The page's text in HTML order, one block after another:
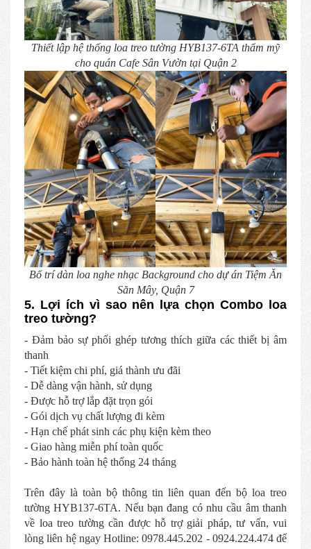
Thiết lập hệ thống loa treo tường HYB137-6TA thẩm mỹ
cho quán Cafe Sân Vườn tại Quận 2
Bố trí dàn loa nghe nhạc Background cho dự án Tiệm Ăn
Săn Mây, Quận 7
5. Lợi ích vì sao nên lựa chọn Combo loa
treo tường?
- Đảm bảo sự phối ghép tương thích giữa các thiết bị âm
thanh
- Tiết kiệm chi phí, giá thành ưu đãi
- Dễ dàng vận hành, sử dụng
- Được hỗ trợ lắp đặt trọn gói
- Gói dịch vụ chất lượng đi kèm
- Hạn chế phát sinh các phụ kiện kèm theo
- Giao hàng miễn phí toàn quốc
- Bảo hành toàn hệ thống 24 tháng
Trên đây là toàn bộ thông tin liên quan đến bộ loa treo
tường HYB137-6TA. Nếu bạn đang có nhu cầu âm thanh
về loa treo tường cần được hỗ trợ giải pháp, tư vấn, vui
lòng liên hệ ngay Hotline: 0978.445.202 - 0924.224.474 để